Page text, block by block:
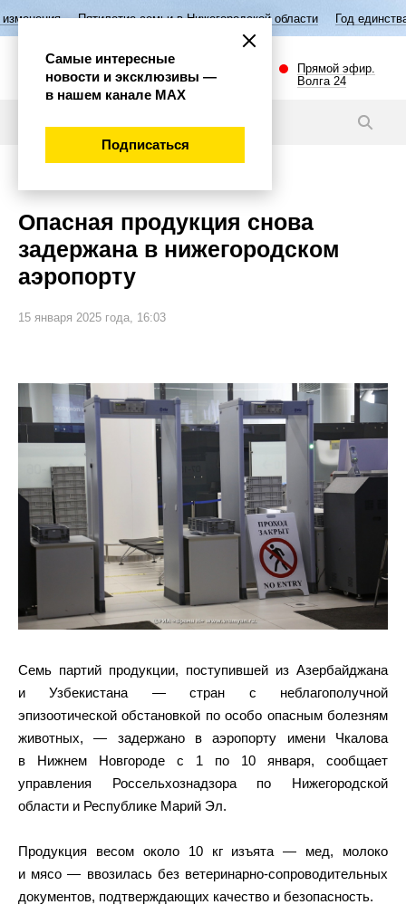
семьи в Нижегородской области Год единства народов России
Прямой эфир.
Волга 24
Опасная продукция снова
задержана в нижегородском
аэропорту
15 января 2025 года, 16:03
Семь партий продукции, поступившей из Азербайджана
и Узбекистана — стран с неблагополучной
эпизоотической обстановкой по особо опасным болезням
животных, — задержано в аэропорту имени Чкалова
в Нижнем Новгороде с 1 по 10 января, сообщает
управления Россельхознадзора по Нижегородской
области и Республике Марий Эл.
Продукция весом около 10 кг изъята — мед, молоко
и мясо — ввозилась без ветеринарно-сопроводительных
документов, подтверждающих качество и безопасность.
Самые интересные
новости и эксклюзивы —
в нашем канале МАХ
Подписаться